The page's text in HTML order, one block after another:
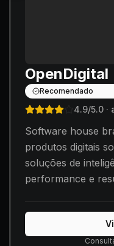
OpenDigital
Recomendado
4.9/5.0 ·
Software house
produtos digitais
soluções de
performance e